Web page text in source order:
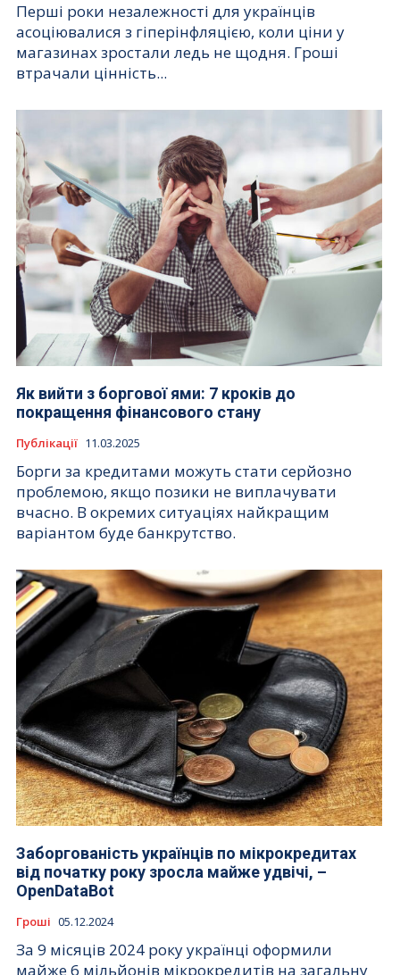
Перші роки незалежності для українців
асоціювалися з гіперінфляцією, коли ціни у
магазинах зростали ледь не щодня. Гроші
втрачали цінність...
Як вийти з боргової ями: 7 кроків до
покращення фінансового стану
Публікації 11.03.2025
Борги за кредитами можуть стати серйозно
проблемою, якщо позики не виплачувати
вчасно. В окремих ситуаціях найкращим
варіантом буде банкрутство.
Заборгованість українців по мікрокредитах
від початку року зросла майже удвічі, –
OpenDataBot
Гроші 05.12.2024
За 9 місяців 2024 року українці оформили
майже 6 мільйонів мікрокредитів на загальну